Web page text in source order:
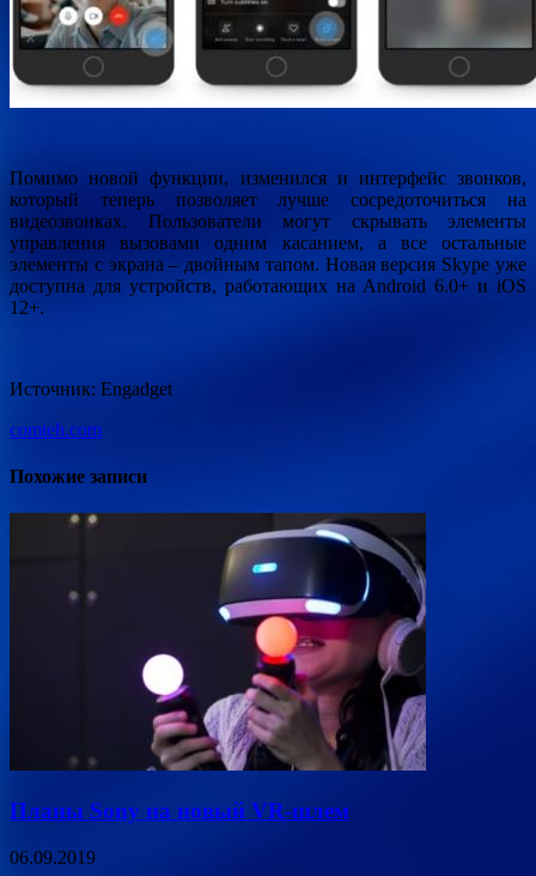
Помимо новой функции, изменился и интерфейс звонков,
который теперь позволяет лучше сосредоточиться на
видеозвонках. Пользователи могут скрывать элементы
управления вызовами одним касанием, а все остальные
элементы с экрана – двойным тапом. Новая версия Skype уже
доступна для устройств, работающих на Android 6.0+ и iOS
12+.
Источник: Engadget
comteh.com
Похожие записи
Планы Sony на новый VR-шлем
06.09.2019